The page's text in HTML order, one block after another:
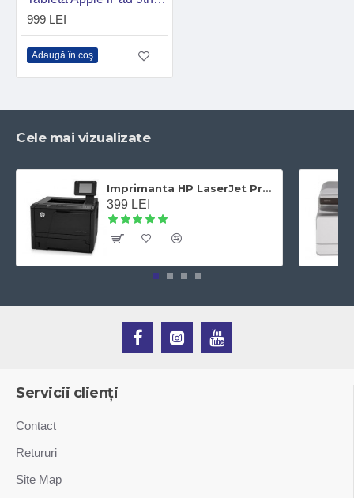
999 LEI
Adaugă în coş
Cele mai vizualizate
Imprimanta HP LaserJet Pro 400 M401dn laser alb-negru, A4,Duplex, Retea, 33 ppm
399 LEI
Servicii clienți
Contact
Retururi
Site Map